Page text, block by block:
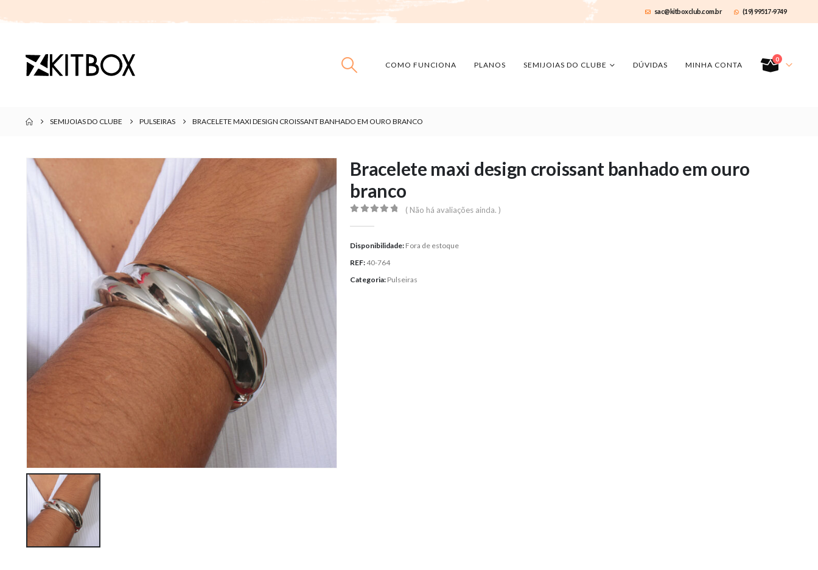
sac@kitboxclub.com.br (19) 99517-9749
COMO FUNCIONA PLANOS SEMIJOIAS DO CLUBE DÚVIDAS MINHA CONTA
0
SEMIJOIAS DO CLUBE PULSEIRAS BRACELETE MAXI DESIGN CROISSANT BANHADO EM OURO BRANCO
Bracelete maxi design croissant banhado em ouro
branco
( Não há avaliações ainda. )
Disponibilidade: Fora de estoque
REF:40-764
Categoria: Pulseiras